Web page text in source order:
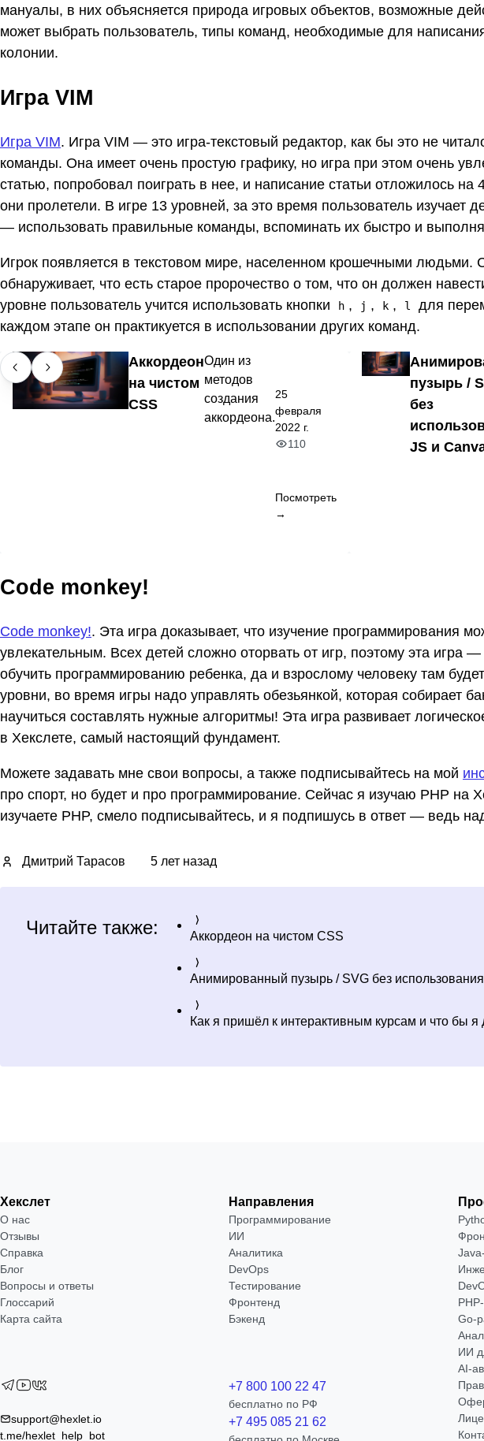
мануалы, в них объясняется природа игровых объектов, возможные
может выбрать пользователь, типы команд, необходимые для
колонии.
Игра VIM
Игра VIM. Игра VIM — это игра-текстовый редактор, как бы это не
команды. Она имеет очень простую графику, но игра при этом очень
статью, попробовал поиграть в нее, и написание статьи отложилось на
они пролетели. В игре 13 уровней, за это время пользователь изучает
— использовать правильные команды, вспоминать их быстро и
Игрок появляется в текстовом мире, населенном крошечными людьми.
обнаруживает, что есть старое пророчество о том, что он должен
уровне пользователь учится использовать кнопки
h , j , k , l
для
каждом этапе он практикуется в использовании других команд.
Аккордеон
на чистом
CSS
Один из
методов
создания
аккордеона.
25
февраля
2022 г.
110
Посмотреть
→
пузырь /
без
JS и
Code monkey!
Code monkey!. Эта игра доказывает, что изучение программирования
увлекательным. Всех детей сложно оторвать от игр, поэтому эта игра
обучить программированию ребенка, да и взрослому человеку там
уровни, во время игры надо управлять обезьянкой, которая собирает
научиться составлять нужные алгоритмы! Эта игра развивает
в Хекслете, самый настоящий фундамент.
Можете задавать мне свои вопросы, а также подписывайтесь на мой
про спорт, но будет и про программирование. Сейчас я изучаю PHP на
изучаете PHP, смело подписывайтесь, и я подпишусь в ответ — ведь
Дмитрий Тарасов 5 лет назад
Читайте также: Аккордеон на чистом CSS
Анимированный пузырь / SVG без
Как я пришёл к интерактивным курсам и что бы
Хекслет
О нас
Отзывы
Справка
Блог
Вопросы и ответы
Глоссарий
Карта сайта
Направления
Программирование
ИИ
Аналитика
DevOps
Тестирование
Фронтенд
Бэкенд
РНР-
Go-
ИИ
AI-
support@hexlet.io
t.me/hexlet_help_bot
+7 800 100 22 47
бесплатно по РФ
+7 495 085 21 62